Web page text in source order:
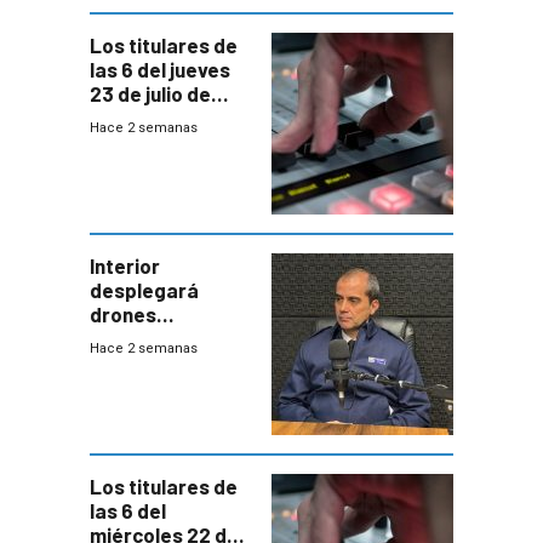
gobierno
Los titulares de
las 6 del jueves
23 de julio de
2026
Hace 2 semanas
Interior
desplegará
drones
autónomos para
Hace 2 semanas
Los titulares de
las 6 del
miércoles 22 de